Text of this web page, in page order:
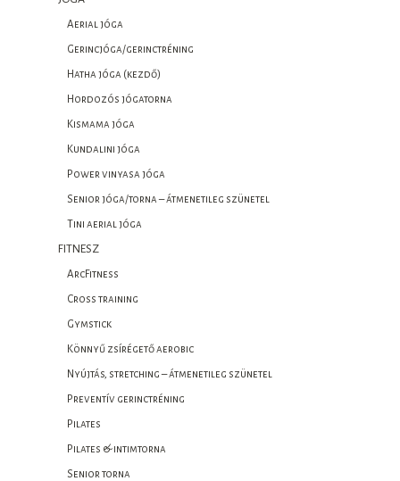
Aerial jóga
Gerincjóga/gerinctréning
Hatha jóga (kezdő)
Hordozós jógatorna
Kismama jóga
Kundalini jóga
Power vinyasa jóga
Senior jóga/torna – átmenetileg szünetel
Tini aerial jóga
FITNESZ
ArcFitness
Cross training
Gymstick
Könnyű zsírégető aerobic
Nyújtás, stretching – átmenetileg szünetel
Preventív gerinctréning
Pilates
Pilates & intimtorna
Senior torna